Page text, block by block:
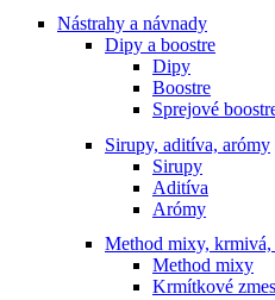
Nástrahy a návnady
Dipy a boostre
Dipy
Boostre
Sprejové
Sirupy, aditíva, arómy
Sirupy
Aditíva
Arómy
Method mixy, krmivá,
Method mixy
Krmítkové